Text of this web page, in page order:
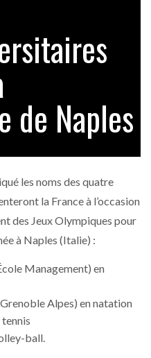
de Naples
les noms des quatre
la France à l’occasion
des Jeux Olympiques pour
à Naples (Italie) :
Management) en
Alpes) en natation
ball.